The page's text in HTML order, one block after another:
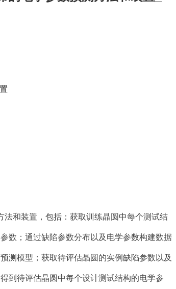
法和装置，包括：获取训练晶圆中每个测试结
数；通过缺陷参数分布以及电学参数构建数据
测模型；获取待评估晶圆的实例缺陷参数以及
到待评估晶圆中每个设计测试结构的电学参